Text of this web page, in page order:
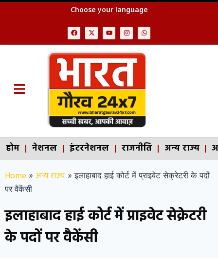
Choose your language
होम नेशनल इंटरनेशनल राजनीति अन्य राज्य
Home » अन्य राज्य » इलाहाबाद हाई कोर्ट में प्राइवेट सेक्रेटरी के पदों
पर वैकेंसी
इलाहाबाद हाई कोर्ट में प्राइवेट सेक्रेटरी
के पदों पर वैकेंसी